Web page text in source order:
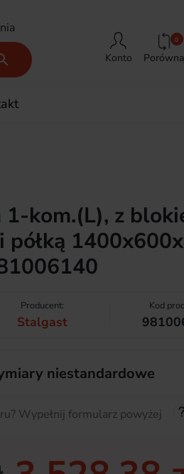
Konto
0
1-kom.(L), z
półką
Producent:
Stalgast
Kod
niestandardowe
Wypełnij formularz powyżej